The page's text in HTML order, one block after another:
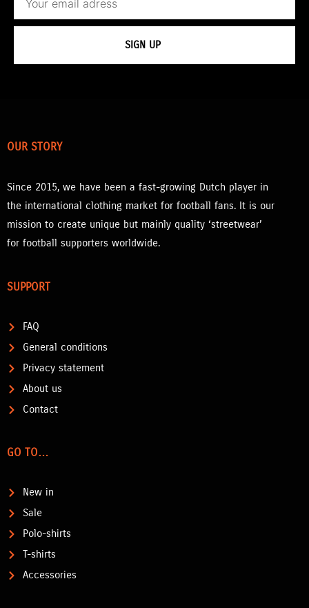
SIGN UP
OUR STORY
Since 2015, we have been a fast-growing Dutch player in
the international clothing market for football fans. It is our
mission to create unique but mainly quality ‘streetwear’
for football supporters worldwide.
SUPPORT
FAQ
General conditions
Privacy statement
About us
Contact
GO TO…
New in
Sale
Polo-shirts
T-shirts
Accessories